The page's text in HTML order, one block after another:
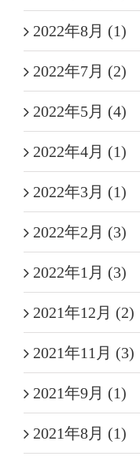
2022年8月 (1)
2022年7月 (2)
2022年5月 (4)
2022年4月 (1)
2022年3月 (1)
2022年2月 (3)
2022年1月 (3)
2021年12月 (2)
2021年11月 (3)
2021年9月 (1)
2021年8月 (1)